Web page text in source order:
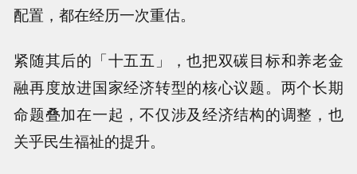
配置，都在经历一次重估。
紧随其后的「十五五」，也把双碳目标和养老金
融再度放进国家经济转型的核心议题。两个长期
命题叠加在一起，不仅涉及经济结构的调整，也
关乎民生福祉的提升。